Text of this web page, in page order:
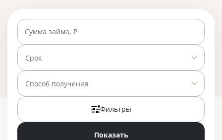
Займы
Вклады
Бизнес
лучшее, подавайте заявку на микрозайм онлайн,
взять деньги можно наличными или на карту, счет,
кошелек. На 01.05.2025 вам доступно 23 предложения
со ставкой от 0% в день.
Сумма займа, ₽
Срок
Способ получения
Фильтры
Показать